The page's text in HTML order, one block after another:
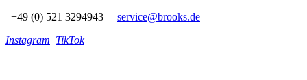
+49 (0) 521 3294943
service@brooks.de
Instagram TikTok